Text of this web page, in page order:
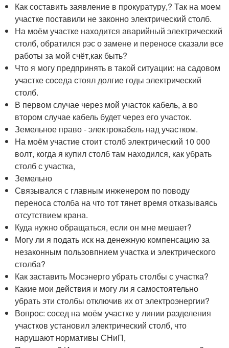
Как составить заявление в прокуратуру,? Так на моем
участке поставили не законно электрический столб.
На моём участке находится аварийный электрический
столб, обратился рэс о замене и переносе сказали все
работы за мой счёт,как быть?
Что я могу предпринять в такой ситуации: на садовом
участке соседа стоял долгие годы электрический
столб.
В первом случае через мой участок кабель, а во
втором случае кабель будет через его участок.
Земельное право - электрокабель над участком.
На моём участие стоит столб электрический 10 000
волт, когда я купил столб там находился, как убрать
столб с участка,
Земельно
Связывался с главным инженером по поводу
переноса столба на что тот тянет время отказываясь
отсутствием крана.
Куда нужно обращаться, если он мне мешает?
Могу ли я подать иск на денежную компенсацию за
незаконным пользовпнием участка и электрического
столба?
Как заставить Мосэнерго убрать столбы с участка?
Какие мои действия и могу ли я самостоятельно
убрать эти столбы отключив их от электроэнергии?
Вопрос: сосед на моём участке у линии разделения
участков установил электрический столб, что
нарушают нормативы СНиП,